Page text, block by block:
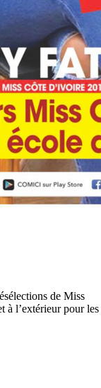
de Miss
à l’extérieur pour les